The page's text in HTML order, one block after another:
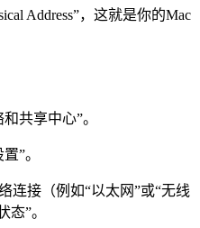
Address”，这就是你的Mac
共享中心”。
”。
连接（例如“以太网”或“无线
态”。